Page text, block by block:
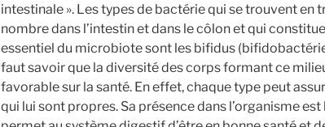
intestinale ». Les types de bactérie qui se trouvent en
nombre dans l’intestin et dans le côlon et qui
essentiel du microbiote sont les bifidus
faut savoir que la diversité des corps formant ce
favorable sur la santé. En effet, chaque type peut
qui lui sont propres. Sa présence dans l’organisme